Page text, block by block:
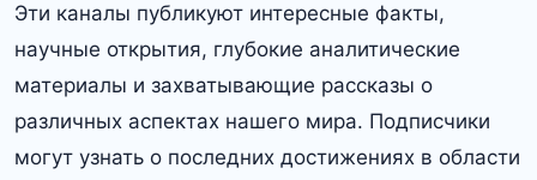
Эти каналы публикуют интересные факты,
научные открытия, глубокие аналитические
материалы и захватывающие рассказы о
различных аспектах нашего мира. Подписчики
могут узнать о последних достижениях в области